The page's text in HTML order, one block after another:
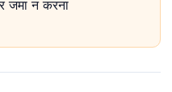
न करना